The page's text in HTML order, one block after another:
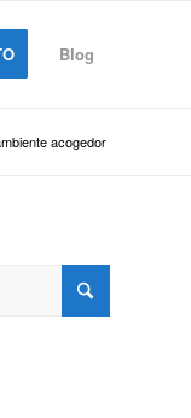
Blog
acogedor